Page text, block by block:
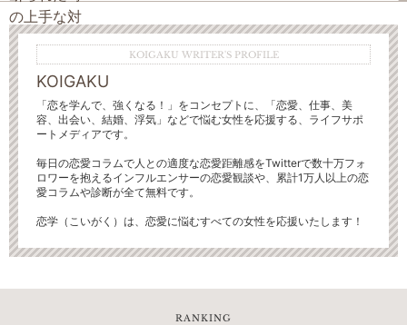
KOIGAKU WRITER'S PROFILE
KOIGAKU
「恋を学んで、強くなる！」をコンセプトに、「恋愛、仕事、美
容、出会い、結婚、浮気」などで悩む女性を応援する、ライフサポ
ートメディアです。
毎日の恋愛コラムで人との適度な恋愛距離感をTwitterで数十万フォ
ロワーを抱えるインフルエンサーの恋愛観談や、累計1万人以上の恋
愛コラムや診断が全て無料です。
恋学（こいがく）は、恋愛に悩むすべての女性を応援いたします！
RANKING